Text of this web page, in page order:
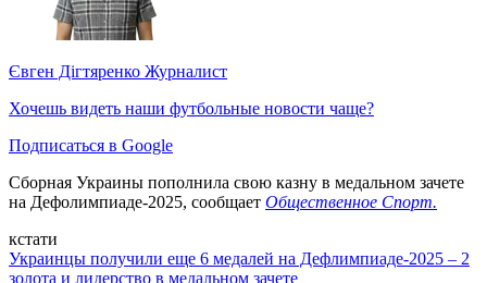
Євген Дігтяренко Журналист
Хочешь видеть наши футбольные новости чаще?
Подписаться в Google
Сборная Украины пополнила свою казну в медальном зачете
на Дефолимпиаде-2025, сообщает Общественное Спорт.
кстати
Украинцы получили еще 6 медалей на Дефлимпиаде-2025 – 2
золота и лидерство в медальном зачете